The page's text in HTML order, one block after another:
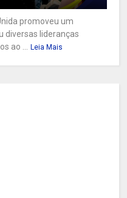
promoveu um
diversas lideranças
ao ...
Leia Mais